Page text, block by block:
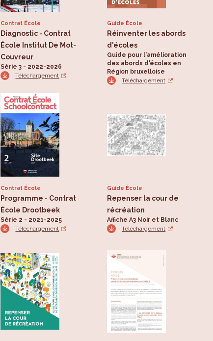
Contrat École
Diagnostic - Contrat
École Institut De Mot-
Couvreur
Série 3 - 2022-2026
Téléchargement
Guide École
Réinventer les abords
d'écoles
Guide pour l'amélioration
des abords d'écoles en
Région bruxelloise
Téléchargement
Contrat École
Programme - Contrat
École Drootbeek
Série 2 - 2021-2025
Téléchargement
Guide École
Repenser la cour de
récréation
Affiche A3 Noir et Blanc
Téléchargement